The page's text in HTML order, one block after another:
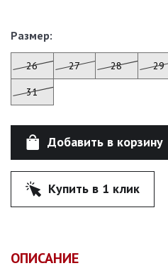
Размер:
26 27 28 29
31
Добавить в корзину
Купить в 1 клик
ОПИСАНИЕ